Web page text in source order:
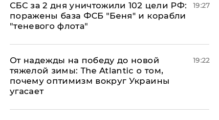
СБС за 2 дня уничтожили 102 цели РФ:
поражены база ФСБ "Беня" и корабли
"теневого флота"
19:27
От надежды на победу до новой
тяжелой зимы: The Atlantic о том,
почему оптимизм вокруг Украины
угасает
19:22